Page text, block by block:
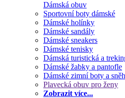
Dámská obuv
Sportovní boty dámské
Dámské holínky
Dámské sandály
Dámské sneakers
Dámské tenisky
Dámská turistická a
Dámské žabky a pantofle
Dámské zimní boty a
Plavecká obuv pro ženy
Zobrazit více...